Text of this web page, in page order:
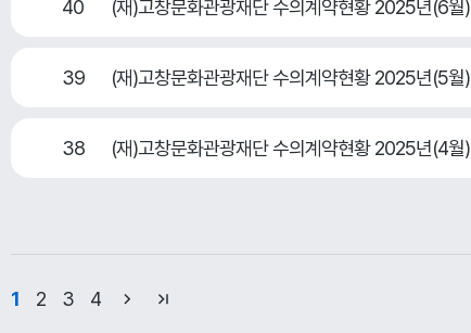
40 (재)고창문화관광재단 수의계약현황 2025년(6월)
39 (재)고창문화관광재단 수의계약현황 2025년(5월)
38 (재)고창문화관광재단 수의계약현황 2025년(4월)
1 2 3 4